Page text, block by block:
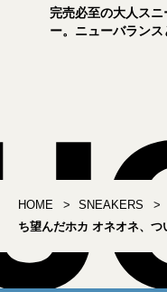
完売必至の大人スニ
ー。ニューバランス
HOME SNEAKERS
ち望んだホカ オネオネ、つ